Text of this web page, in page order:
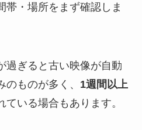
帯・場所をまず確認しま
過ぎると古い映像が自動
ものが多く、 1週間以上
ている場合もあります。